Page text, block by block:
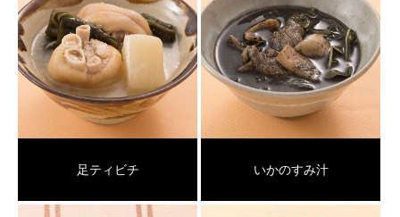
足ティビチ いかのすみ汁